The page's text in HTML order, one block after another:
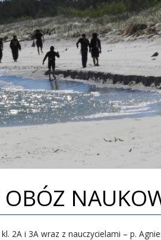
OBÓZ
2A i 3A wraz z nauczycielami – p.